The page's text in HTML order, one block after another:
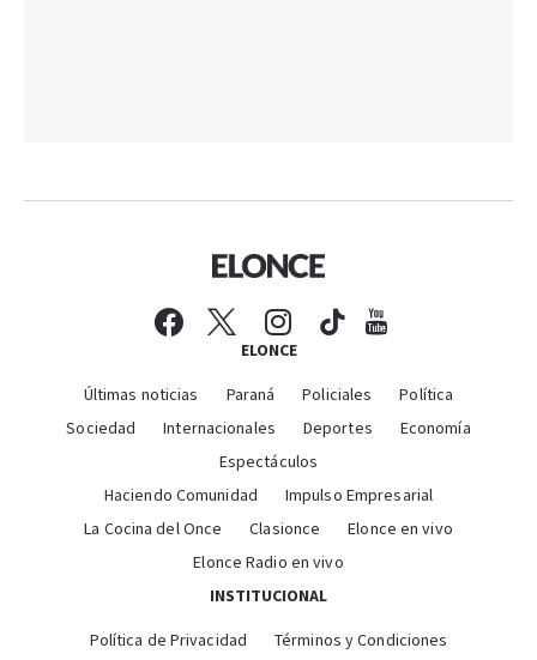
ELONCE
Últimas noticias Paraná Policiales
Política
Sociedad
Internacionales Deportes
Economía
Espectáculos
Haciendo Comunidad
Impulso Empresarial
La Cocina del Once
Clasionce
Elonce en vivo
Elonce Radio en vivo
INSTITUCIONAL
Política de Privacidad Términos y Condiciones